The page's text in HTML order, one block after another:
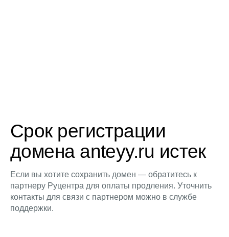
Срок регистрации
домена anteyy.ru истек
Если вы хотите сохранить домен — обратитесь к
партнеру Руцентра для оплаты продления. Уточнить
контакты для связи с партнером можно в службе
поддержки.